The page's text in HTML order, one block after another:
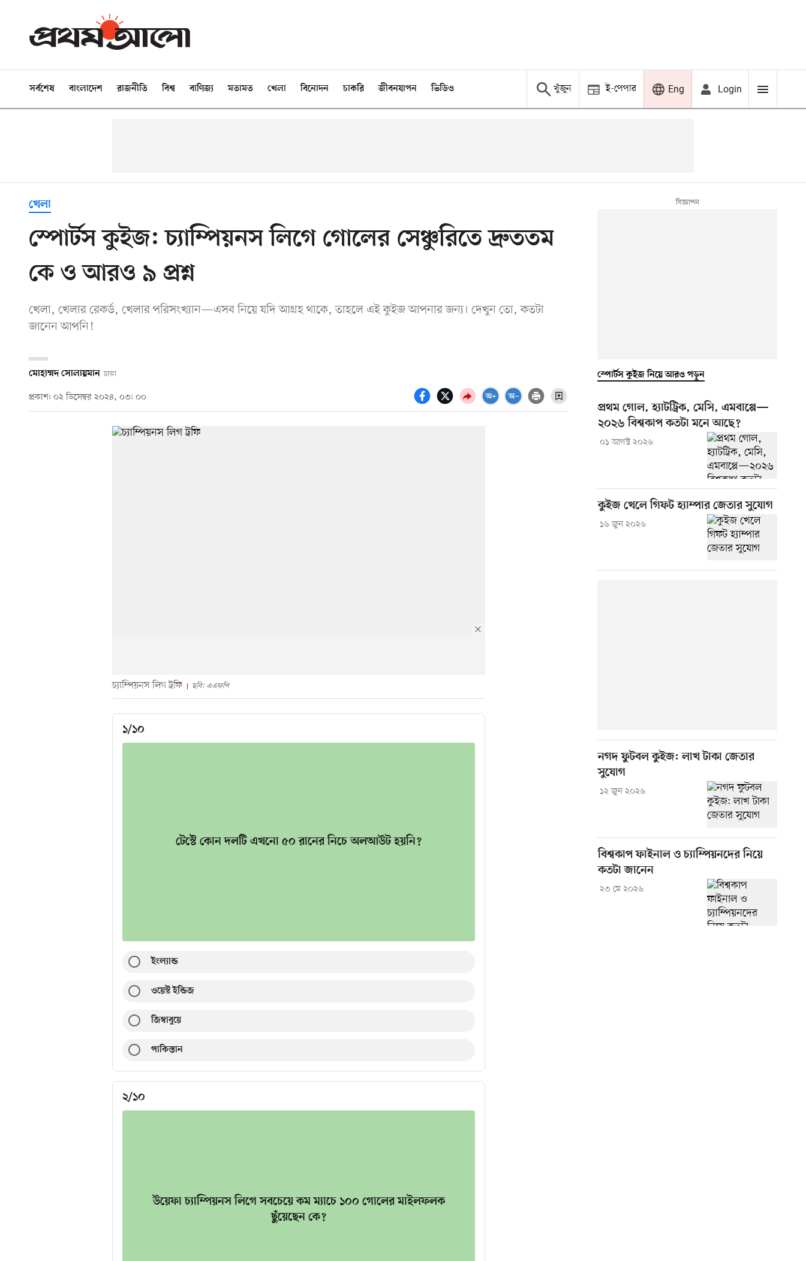
সর্বশেষ বাংলাদেশ রাজনীতি বিশ্ব বাণিজ্য মতামত খেলা বিনোদন চাকরি জীবনযাপন ভিডিও খুঁজুন ই-পেপার Eng Login
খেলা
স্পোর্টস কুইজ: চ্যাম্পিয়নস লিগে গোলের সেঞ্চুরিতে দ্রুততম
কে ও আরও ৯ প্রশ্ন
খেলা, খেলার রেকর্ড, খেলার পরিসংখ্যান—এসব নিয়ে যদি আগ্রহ থাকে, তাহলে এই কুইজ আপনার জন্য। দেখুন তো, কতটা
জানেন আপনি!
মোহাম্মদ সোলায়মান ঢাকা
প্রকাশ: ০২ ডিসেম্বর ২০২৪, ০৩: ০০
চ্যাম্পিয়নস লিগ ট্রফি ছবি: এএফপি
স্পোর্টস কুইজ নিয়ে আরও পড়ুন
প্রথম গোল, হ্যাটট্রিক, মেসি, এমবাপ্পে—
২০২৬ বিশ্বকাপ কতটা মনে আছে?
০১ আগস্ট ২০২৬
কুইজ খেলে গিফট হ্যাম্পার জেতার সুযোগ
১৬ জুন ২০২৬
নগদ ফুটবল কুইজ: লাখ টাকা জেতার
সুযোগ
১২ জুন ২০২৬
বিশ্বকাপ ফাইনাল ও চ্যাম্পিয়নদের নিয়ে
কতটা জানেন
২৩ মে ২০২৬